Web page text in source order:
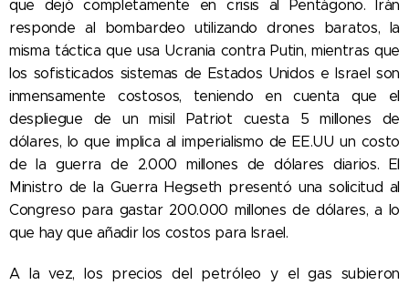
que dejó completamente en crisis al Pentágono. Irán
responde al bombardeo utilizando drones baratos, la
misma táctica que usa Ucrania contra Putin, mientras que
los sofisticados sistemas de Estados Unidos e Israel son
inmensamente costosos, teniendo en cuenta que el
despliegue de un misil Patriot cuesta 5 millones de
dólares, lo que implica al imperialismo de EE.UU un costo
de la guerra de 2.000 millones de dólares diarios. El
Ministro de la Guerra Hegseth presentó una solicitud al
Congreso para gastar 200.000 millones de dólares, a lo
que hay que añadir los costos para Israel.
A la vez, los precios del petróleo y el gas subieron